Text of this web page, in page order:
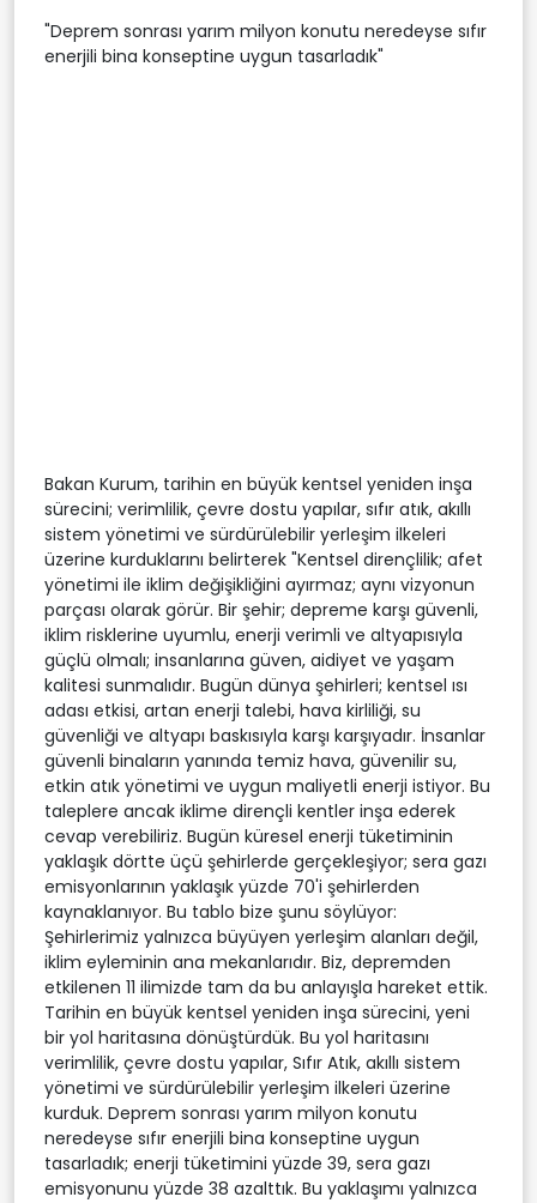
"Deprem sonrası yarım milyon konutu neredeyse sıfır
enerjili bina konseptine uygun tasarladık"
Bakan Kurum, tarihin en büyük kentsel yeniden inşa
sürecini; verimlilik, çevre dostu yapılar, sıfır atık, akıllı
sistem yönetimi ve sürdürülebilir yerleşim ilkeleri
üzerine kurduklarını belirterek "Kentsel dirençlilik; afet
yönetimi ile iklim değişikliğini ayırmaz; aynı vizyonun
parçası olarak görür. Bir şehir; depreme karşı güvenli,
iklim risklerine uyumlu, enerji verimli ve altyapısıyla
güçlü olmalı; insanlarına güven, aidiyet ve yaşam
kalitesi sunmalıdır. Bugün dünya şehirleri; kentsel ısı
adası etkisi, artan enerji talebi, hava kirliliği, su
güvenliği ve altyapı baskısıyla karşı karşıyadır. İnsanlar
güvenli binaların yanında temiz hava, güvenilir su,
etkin atık yönetimi ve uygun maliyetli enerji istiyor. Bu
taleplere ancak iklime dirençli kentler inşa ederek
cevap verebiliriz. Bugün küresel enerji tüketiminin
yaklaşık dörtte üçü şehirlerde gerçekleşiyor; sera gazı
emisyonlarının yaklaşık yüzde 70'i şehirlerden
kaynaklanıyor. Bu tablo bize şunu söylüyor:
Şehirlerimiz yalnızca büyüyen yerleşim alanları değil,
iklim eyleminin ana mekanlarıdır. Biz, depremden
etkilenen 11 ilimizde tam da bu anlayışla hareket ettik.
Tarihin en büyük kentsel yeniden inşa sürecini, yeni
bir yol haritasına dönüştürdük. Bu yol haritasını
verimlilik, çevre dostu yapılar, Sıfır Atık, akıllı sistem
yönetimi ve sürdürülebilir yerleşim ilkeleri üzerine
kurduk. Deprem sonrası yarım milyon konutu
neredeyse sıfır enerjili bina konseptine uygun
tasarladık; enerji tüketimini yüzde 39, sera gazı
emisyonunu yüzde 38 azalttık. Bu yaklaşımı yalnızca